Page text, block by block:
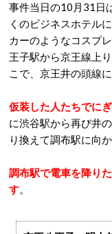
事件当日の10月31日
くのビジネスホテル
カーのようなコスプ
王子駅から京王線上
こで、京王井の頭線
仮装した人たちでに
に渋谷駅から再び井
り換えて調布駅に向か
調布駅で電車を降り
す。